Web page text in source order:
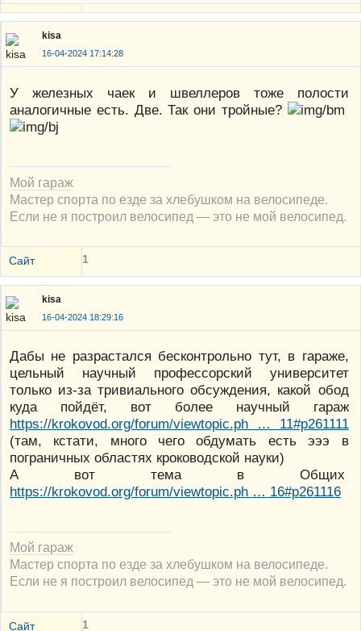
kisa
16-04-2024 17:14:28
У железных чаек и швеллеров тоже полости
аналогичные есть. Две. Так они тройные?
Мой гараж
Мастер спорта по езде за хлебушком на велосипеде.
Если не я построил велосипед — это не мой велосипед.
Сайт 1
kisa
16-04-2024 18:29:16
Дабы не разрастался бесконтрольно тут, в гараже,
цельный научный профессорский университет
только из-за тривиального обсуждения, какой обод
куда пойдёт, вот более научный гараж
https://krokovod.org/forum/viewtopic.ph … 11#p261111
(там, кстати, много чего обдумать есть эээ в
пограничных областях кроководской науки)
А вот тема в Общих
https://krokovod.org/forum/viewtopic.ph … 16#p261116
Мой гараж
Мастер спорта по езде за хлебушком на велосипеде.
Если не я построил велосипед — это не мой велосипед.
Сайт 1